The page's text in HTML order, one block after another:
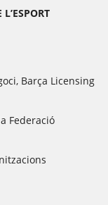
Barça Licensing
Federació